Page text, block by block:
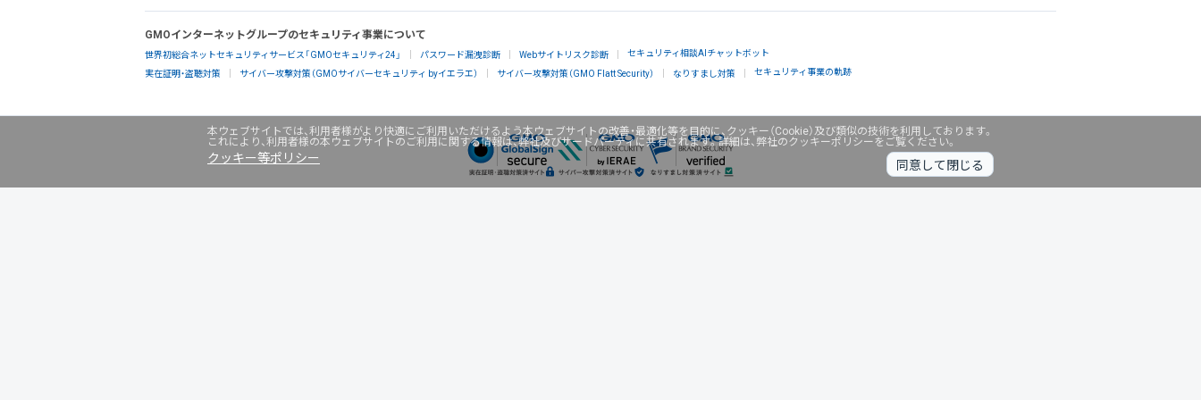
本ウェブサイトでは、利用者様がより快適にご利用いただけるよう本ウェブサイトの改善・最適化等を目的に、クッキー（Cookie）及び類似の技術を利用しております。
これにより、利用者様の本ウェブサイトのご利用に関する情報は、弊社及びサードパーティに共有されます。詳細は、弊社のクッキーポリシーをご覧ください。
クッキー等ポリシー 同意して閉じる
GMOインターネットグループのセキュリティ事業について
世界初総合ネットセキュリティサービス「GMOセキュリティ24」 パスワード漏洩診断 Webサイトリスク診断 セキュリティ相談AIチャットボット
実在証明・盗聴対策 サイバー攻撃対策（GMOサイバーセキュリティ byイエラエ） サイバー攻撃対策（GMO Flatt Security） なりすまし対策 セキュリティ事業の軌跡